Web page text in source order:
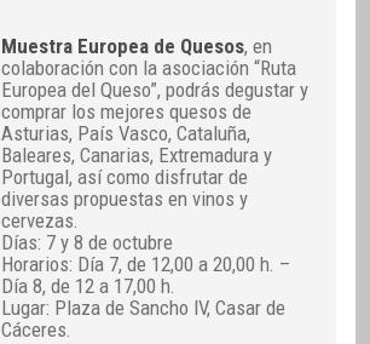
Muestra Europea de Quesos, en
colaboración con la asociación “Ruta
Europea del Queso”, podrás degustar y
comprar los mejores quesos de
Asturias, País Vasco, Cataluña,
Baleares, Canarias, Extremadura y
Portugal, así como disfrutar de
diversas propuestas en vinos y
cervezas.
Días: 7 y 8 de octubre
Horarios: Día 7, de 12,00 a 20,00 h. –
Día 8, de 12 a 17,00 h.
Lugar: Plaza de Sancho IV, Casar de
Cáceres.